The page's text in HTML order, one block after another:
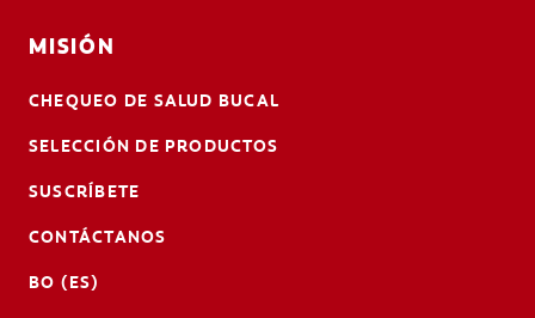
MISIÓN
CHEQUEO DE SALUD BUCAL
SELECCIÓN DE PRODUCTOS
SUSCRÍBETE
CONTÁCTANOS
BO (ES)